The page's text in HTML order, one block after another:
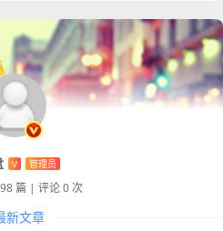
V 管理员
篇 | 评论 0 次
新文章